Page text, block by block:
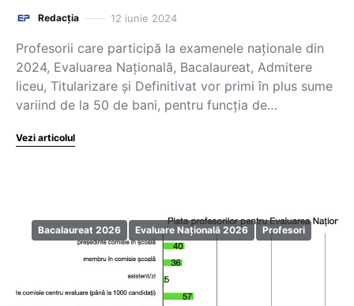
Redacția 12 iunie 2024
Profesorii care participă la examenele naționale din
2024, Evaluarea Națională, Bacalaureat, Admitere
liceu, Titularizare și Definitivat vor primi în plus sume
variind de la 50 de bani, pentru funcția de…
Vezi articolul
Bacalaureat 2026 Evaluare Națională 2026 Profesori